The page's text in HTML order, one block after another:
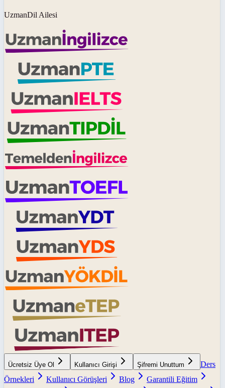
UzmanDil Ailesi
Ücretsiz Üye Ol Kullanıcı Girişi Şifremi Unuttum
Ders
Örnekleri
Kullanıcı Görüşleri Blog
Garantili Eğitim